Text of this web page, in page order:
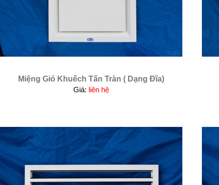
Miệng Gió Khuếch Tấn Tràn ( Dạng Đĩa)
Giá: liên hệ